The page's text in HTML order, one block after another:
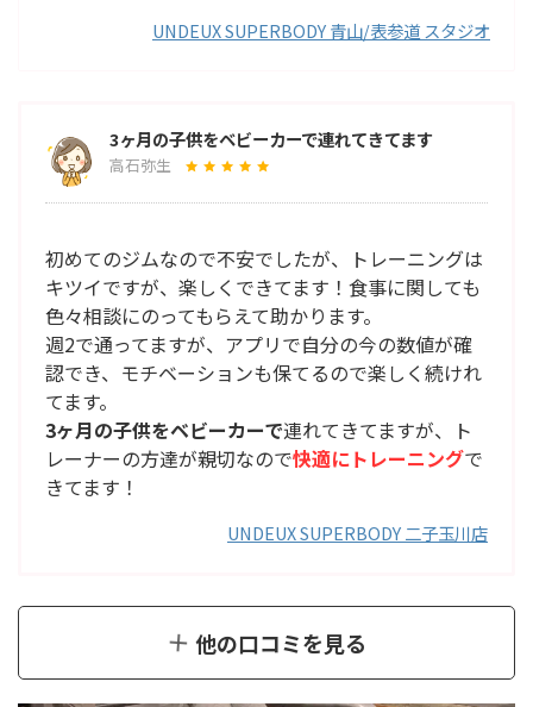
UNDEUX SUPERBODY 青山/表参道 スタジオ
3ヶ月の子供をベビーカーで連れてきてます
高石弥生
初めてのジムなので不安でしたが、トレーニングは
キツイですが、楽しくできてます！食事に関しても
色々相談にのってもらえて助かります。
週2で通ってますが、アプリで自分の今の数値が確
認でき、モチベーションも保てるので楽しく続けれ
てます。
3ヶ月の子供をベビーカーで連れてきてますが、ト
レーナーの方達が親切なので快適にトレーニングで
きてます！
UNDEUX SUPERBODY 二子玉川店
他の口コミを見る